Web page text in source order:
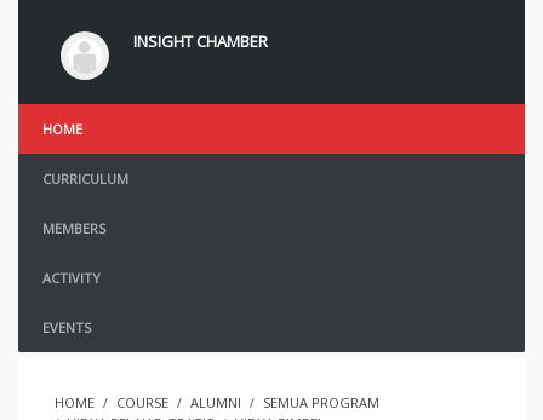
INSIGHT CHAMBER
HOME
CURRICULUM
MEMBERS
ACTIVITY
EVENTS
HOME COURSE ALUMNI
SEMUA PROGRAM